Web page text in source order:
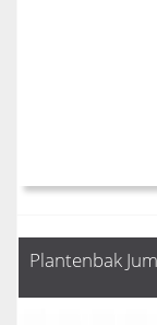
Plantenbak